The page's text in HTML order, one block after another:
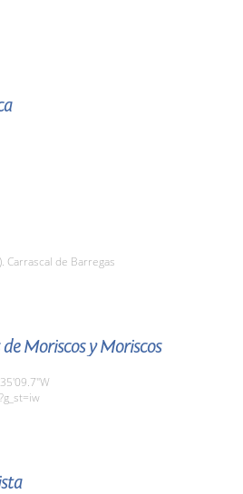
Carrascal de Barregas
Moriscos y Moriscos